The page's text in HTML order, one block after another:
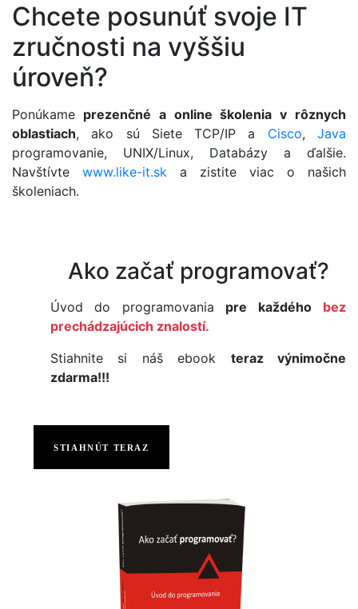
​Chcete posunúť svoje IT
zručnosti na vyššiu
úroveň?
Ponúkame prezenčné a online školenia v rôznych
oblastiach, ako sú Siete TCP/IP a Cisco,Java
programovanie, UNIX/Linux, Databázy a ďalšie.
Navštívte www.like-it.sk a zistite viac o našich
školeniach.
Ako začať programovať?
Úvod do programovania pre každého
bez
prechádzajúcich znalostí.
Stiahnite si náš ebook teraz výnimočne
zdarma!!!
STIAHNÚT TERAZ